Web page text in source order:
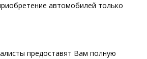
автомобилей только
предоставят Вам полную